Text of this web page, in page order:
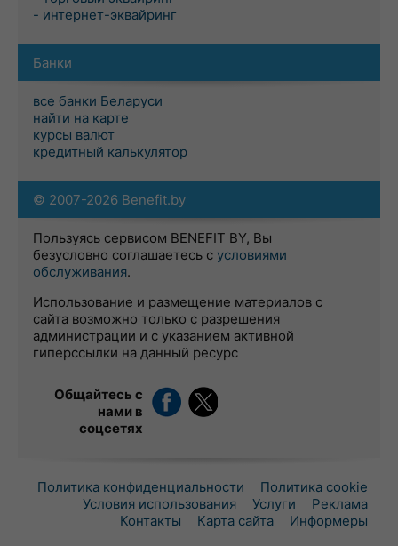
- интернет-эквайринг
Банки
все банки Беларуси
найти на карте
курсы валют
кредитный калькулятор
© 2007-2026 Benefit.by
Пользуясь сервисом BENEFIT BY, Вы
безусловно соглашаетесь с условиями
обслуживания.
Использование и размещение материалов с
сайта возможно только с разрешения
администрации и с указанием активной
гиперссылки на данный ресурс
Общайтесь с
нами в
соцсетях
Политика конфиденциальности
Политика cookie
Условия использования
Услуги
Реклама
Контакты
Карта сайта Информеры